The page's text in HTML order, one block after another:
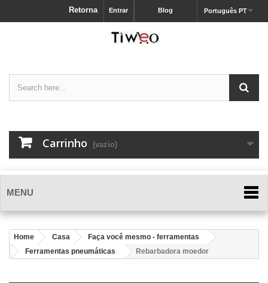
Português PT
Blog
Entrar
Retorna
Carrinho (vazio)
MENU
Home Casa
Faça você mesmo - ferramentas
Ferramentas pneumáticas
Rebarbadora moedor